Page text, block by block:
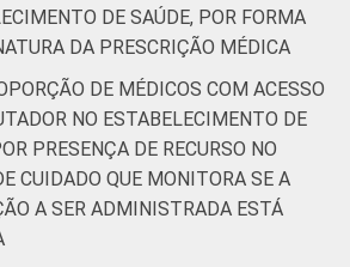
DE SAÚDE, POR FORMA
DA PRESCRIÇÃO MÉDICA
DE MÉDICOS COM ACESSO
NO ESTABELECIMENTO DE
PRESENÇA DE RECURSO NO
CUIDADO QUE MONITORA SE A
A SER ADMINISTRADA ESTÁ